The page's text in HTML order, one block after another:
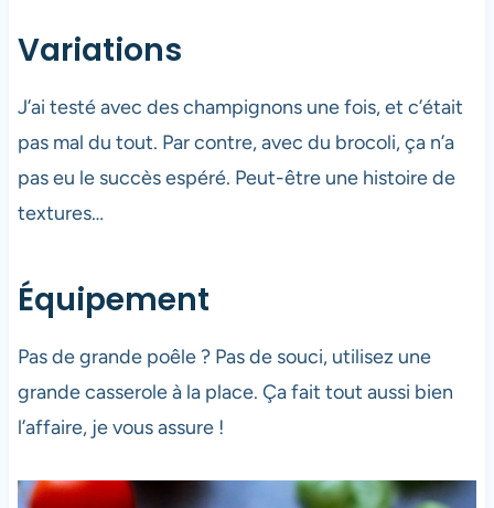
Variations
J’ai testé avec des champignons une fois, et c’était
pas mal du tout. Par contre, avec du brocoli, ça n’a
pas eu le succès espéré. Peut-être une histoire de
textures…
Équipement
Pas de grande poêle ? Pas de souci, utilisez une
grande casserole à la place. Ça fait tout aussi bien
l’affaire, je vous assure !